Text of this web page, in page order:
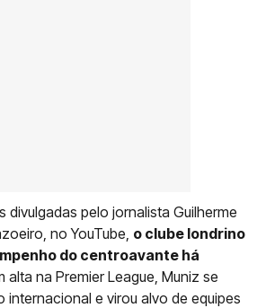
divulgadas pelo jornalista Guilherme
no YouTube, o clube londrino
do centroavante há
alta na Premier League, Muniz se
internacional e virou alvo de equipes